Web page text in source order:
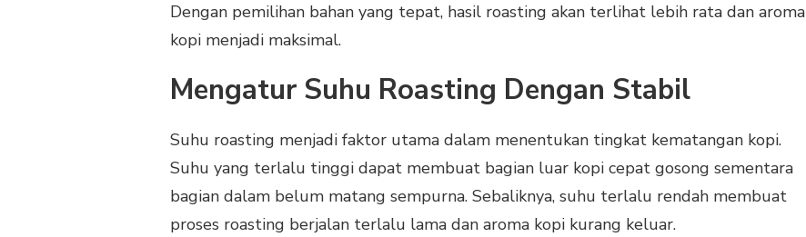
Dengan pemilihan bahan yang tepat, hasil roasting akan terlihat lebih rata dan aroma
kopi menjadi maksimal.
Mengatur Suhu Roasting Dengan Stabil
Suhu roasting menjadi faktor utama dalam menentukan tingkat kematangan kopi.
Suhu yang terlalu tinggi dapat membuat bagian luar kopi cepat gosong sementara
bagian dalam belum matang sempurna. Sebaliknya, suhu terlalu rendah membuat
proses roasting berjalan terlalu lama dan aroma kopi kurang keluar.